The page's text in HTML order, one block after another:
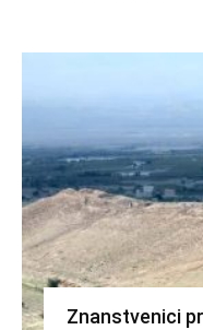
Znanstvenici